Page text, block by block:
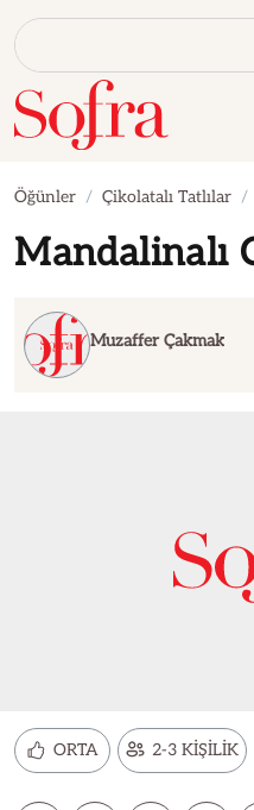
Öğünler Çikolatalı Tatlılar
Mandalinalı
Muzaffer Çakmak
ORTA 2-3 KİŞİLİK